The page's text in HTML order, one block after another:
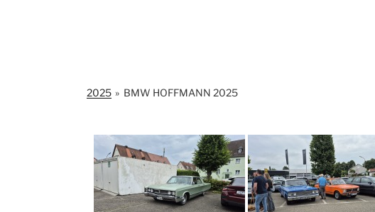
2025 » BMW HOFFMANN 2025